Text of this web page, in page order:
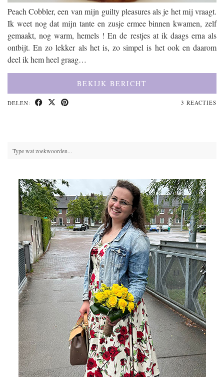
Peach Cobbler, een van mijn guilty pleasures als je het mij vraagt.
Ik weet nog dat mijn tante en zusje ermee binnen kwamen, zelf
gemaakt, nog warm, hemels ! En de restjes at ik daags erna als
ontbijt. En zo lekker als het is, zo simpel is het ook en daarom
deel ik hem heel graag…
BEKIJK BERICHT
DELEN: 3 REACTIES